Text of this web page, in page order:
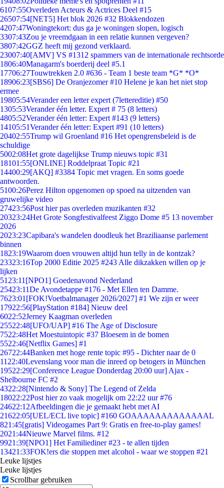
6107:55Overleden Acteurs & Actrices Deel #15
26507:54[NET5] Het blok 2026 #32 Blokkendozen
4207:47Woningtekort: dus ga je woningen slopen, logisch
3307:43Zou je vreemdgaan in een relatie kunnen vergeven?
3807:42GGZ heeft mij gezond verklaard.
23007:40[AMV] VS #1312 spammers van de internationale rechtsorde
1806:40Managarm's boerderij deel #5.1
17706:27Touwtrekken 2.0 #636 - Team 1 beste team *G* *O*
18906:23[SBS6] De Oranjezomer #10 Helene je kan het niet stop
ermee
19805:54Verander een letter expert (7lettereditie) #50
1305:53Verander één letter. Expert # 75 (8 letters)
4805:52Verander één letter: Expert #143 (9 letters)
14105:51Verander één letter: Expert #91 (10 letters)
20402:55Trump wil Groenland #16 Het opengrensbeleid is de
schuldige
5002:08Het grote dagelijkse Trump nieuws topic #31
18101:55[ONLINE] Roddelpraat Topic #21
14400:29[AKQ] #3384 Topic met vragen. En soms goede
antwoorden.
5100:26Perez Hilton opgenomen op spoed na uitzenden van
gruwelijke video
27423:56Post hier pas overleden muzikanten #32
20323:24Het Grote Songfestivalfeest Ziggo Dome #5 13 november
2026
2023:23Capibara's wandelen doodleuk het Braziliaanse parlement
binnen
1823:19Waarom doen vrouwen altijd hun telly in de kontzak?
23323:16Top 2000 Editie 2025 #243 Alle dikzakken willen op je
lijken
51 23:11 [NPO1] Goedenavond Nederland
25423:11De Avondetappe #176 - Met Ellen ten Damme.
7623:01 [FOK!Voetbalmanager 2026/2027] #1 We zijn er weer
17922:56[PlayStation #184] Nieuw deel
6022:52Jerney Kaagman overleden
25522:48[UFO/UAP] #16 The Age of Disclosure
7522:48Het Moestuintopic #37 Bloesem in de bomen
5522:46[Netflix Games] #1
26722:44Banken met hoge rente topic #95 - Dichter naar de 0
11 22:40Levenslang voor man die inreed op betogers in München
19522:29[Conference League Donderdag 20:00 uur] Ajax -
Shelbourne FC #2
4322:28[Nintendo & Sony] The Legend of Zelda
18022:22Post hier zo vaak mogelijk om 22:22 uur #76
24622:12Afbeeldingen die je gemaakt hebt met AI
21622:05[UEL/ECL live topic] #160 GOAAAAAAAAAAAAAL
821:45[gratis] Videogames Part 9: Gratis en free-to-play games!
2021:44Nieuwe Marvel films. #12
9921:39[NPO1] Het Familiediner #23 - te allen tijden
13421:33FOK!ers die stoppen met alcohol - waar we stoppen #21
Leuke lijstjes
Leuke lijstjes
Scrollbar gebruiken